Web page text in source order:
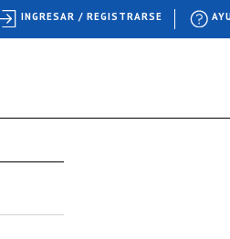
INGRESAR / REGISTRARSE